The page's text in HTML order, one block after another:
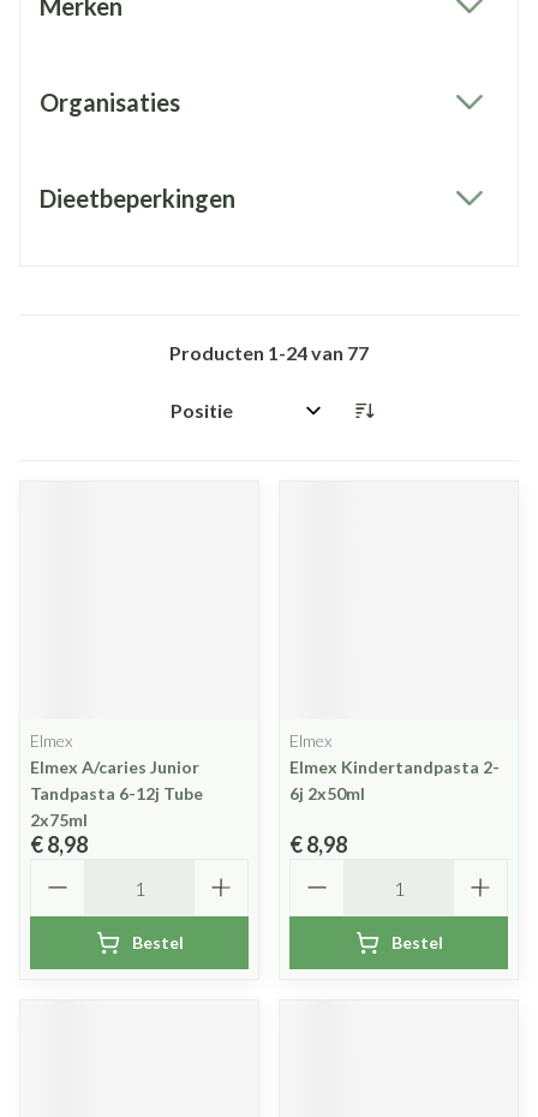
Merken
Organisaties
Dieetbeperkingen
Producten 1-24van 77
Sorteer op:
Elmex
Elmex A/caries Junior
Tandpasta 6-12j Tube
2x75ml
€ 8,98
Bestel
Elmex
Elmex Kindertandpasta 2-
6j 2x50ml
€ 8,98
Bestel